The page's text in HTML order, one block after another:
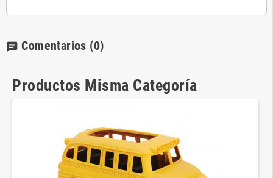
chat Comentarios (0)
Productos Misma Categoría